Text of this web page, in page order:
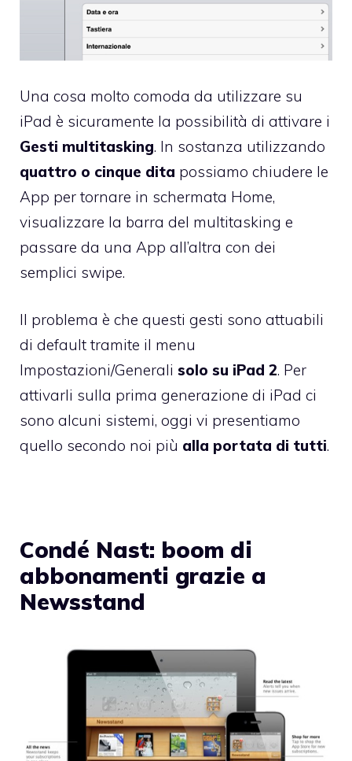
Una cosa molto comoda da utilizzare su
iPad è sicuramente la possibilità di attivare i
Gesti multitasking. In sostanza utilizzando
quattro o cinque dita possiamo chiudere le
App per tornare in schermata Home,
visualizzare la barra del multitasking e
passare da una App all’altra con dei
semplici swipe.
Il problema è che questi gesti sono attuabili
di default tramite il menu
Impostazioni/Generali solo su iPad 2. Per
attivarli sulla prima generazione di iPad ci
sono alcuni sistemi, oggi vi presentiamo
quello secondo noi più alla portata di tutti.
Condé Nast: boom di
abbonamenti grazie a
Newsstand